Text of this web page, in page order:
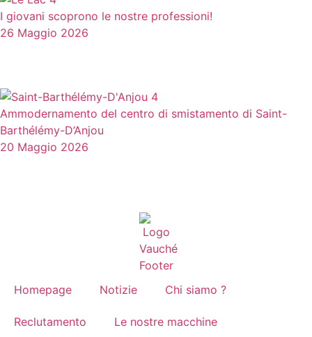
I giovani scoprono le nostre professioni!
26 Maggio 2026
Ammodernamento del centro di smistamento di Saint-
Barthélémy-D’Anjou
20 Maggio 2026
Homepage Notizie Chi siamo ?
Reclutamento Le nostre macchine